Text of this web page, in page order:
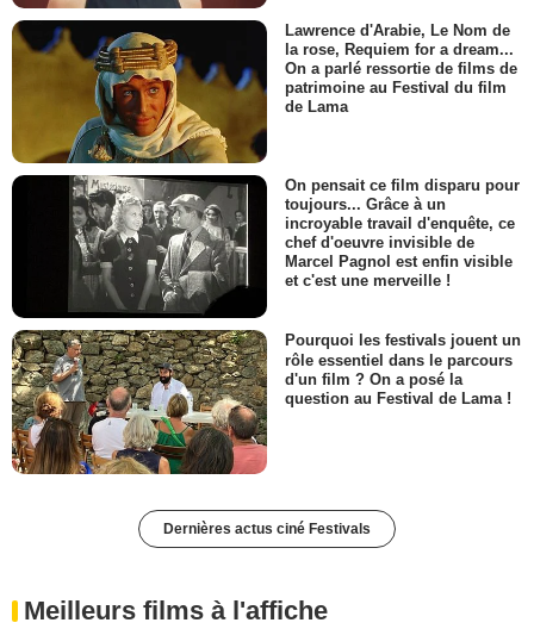
Lawrence d'Arabie, Le Nom de
la rose, Requiem for a dream...
On a parlé ressortie de films de
patrimoine au Festival du film
de Lama
On pensait ce film disparu pour
toujours... Grâce à un
incroyable travail d'enquête, ce
chef d'oeuvre invisible de
Marcel Pagnol est enfin visible
et c'est une merveille !
Pourquoi les festivals jouent un
rôle essentiel dans le parcours
d'un film ? On a posé la
question au Festival de Lama !
Dernières actus ciné Festivals
Meilleurs films à l'affiche